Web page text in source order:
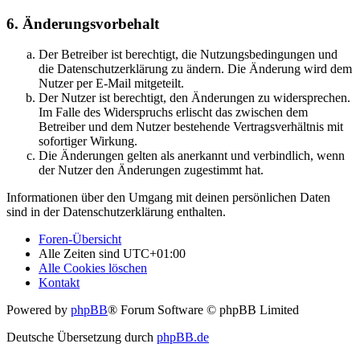
6. Änderungsvorbehalt
Der Betreiber ist berechtigt, die Nutzungsbedingungen und
die Datenschutzerklärung zu ändern. Die Änderung wird dem
Nutzer per E-Mail mitgeteilt.
Der Nutzer ist berechtigt, den Änderungen zu widersprechen.
Im Falle des Widerspruchs erlischt das zwischen dem
Betreiber und dem Nutzer bestehende Vertragsverhältnis mit
sofortiger Wirkung.
Die Änderungen gelten als anerkannt und verbindlich, wenn
der Nutzer den Änderungen zugestimmt hat.
Informationen über den Umgang mit deinen persönlichen Daten
sind in der Datenschutzerklärung enthalten.
Foren-Übersicht
Alle Zeiten sind UTC+01:00
Alle Cookies löschen
Kontakt
Powered by phpBB® Forum Software © phpBB Limited
Deutsche Übersetzung durch phpBB.de